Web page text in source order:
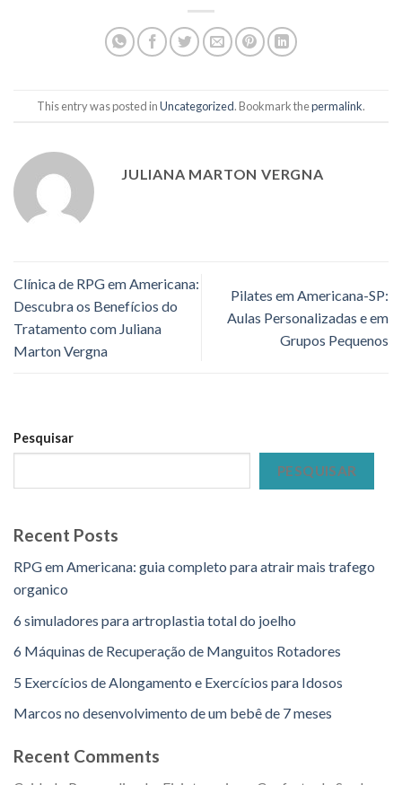
This entry was posted inUncategorized. Bookmark thepermalink.
JULIANA MARTON VERGNA
Clínica de RPG em Americana:
Descubra os Benefícios do
Tratamento com Juliana
Marton Vergna
Pilates em Americana-SP:
Aulas Personalizadas e em
Grupos Pequenos
Pesquisar
PESQUISAR
Recent Posts
RPG em Americana: guia completo para atrair mais trafego
organico
6 simuladores para artroplastia total do joelho
6 Máquinas de Recuperação de Manguitos Rotadores
5 Exercícios de Alongamento e Exercícios para Idosos
Marcos no desenvolvimento de um bebê de 7 meses
Recent Comments